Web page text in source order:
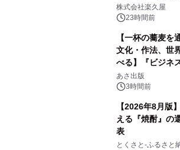
メニューを提供
株式会社楽久屋
23時間前
【一杯の蕎麦を
文化・作法、世
べる】『ビジネ
養としての蕎麦
（火）発売
あさ出版
3時間前
【2026年8月版
える『焼酎』の
表
とくさと-ふるさと